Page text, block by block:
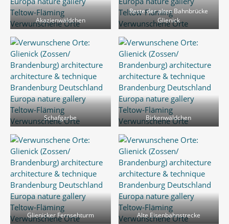
Akazienwäldchen
Reste der alten Bahnbrücke
Glienick
Schafgarbe Birkenwäldchen
Glienicker Fernsehturm Alte Eisenbahnstrecke